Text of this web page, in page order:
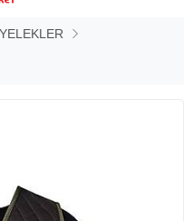
YELEKLER